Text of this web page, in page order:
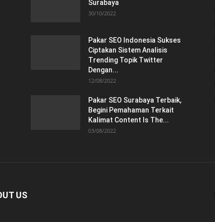
Surabaya
30/10/2022
Pakar SEO Indonesia Sukses
Ciptakan Sistem Analisis
Trending Topik Twitter
Dengan...
12/08/2022
Pakar SEO Surabaya Terbaik,
Begini Pemahaman Terkait
Kalimat Content Is The...
03/08/2022
US